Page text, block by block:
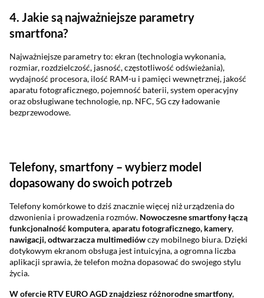
4. Jakie są najważniejsze parametry
smartfona?
Najważniejsze parametry to: ekran (technologia wykonania,
rozmiar, rozdzielczość, jasność, częstotliwość odświeżania),
wydajność procesora, ilość RAM-u i pamięci wewnętrznej, jakość
aparatu fotograficznego, pojemność baterii, system operacyjny
oraz obsługiwane technologie, np. NFC, 5G czy ładowanie
bezprzewodowe.
Telefony, smartfony – wybierz model
dopasowany do swoich potrzeb
Telefony komórkowe to dziś znacznie więcej niż urządzenia do
dzwonienia i prowadzenia rozmów. Nowoczesne smartfony łączą
funkcjonalność komputera,aparatu fotograficznego, kamery,
nawigacji, odtwarzacza multimediówczy mobilnego biura. Dzięki
dotykowym ekranom obsługa jest intuicyjna, a ogromna liczba
aplikacji sprawia, że telefon można dopasować do swojego stylu
życia.
W ofercie RTV EURO AGD znajdziesz różnorodne smartfony,